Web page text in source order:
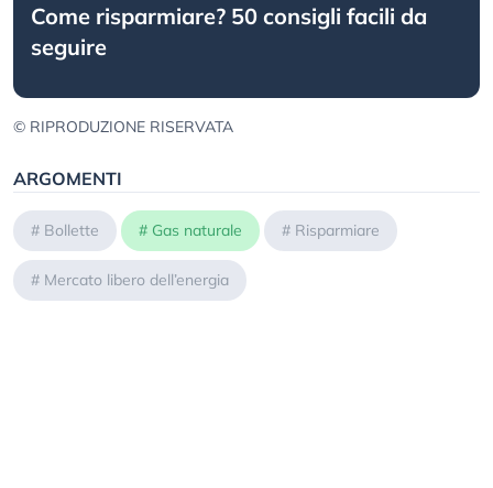
Come risparmiare? 50 consigli facili da
seguire
© RIPRODUZIONE RISERVATA
ARGOMENTI
# Bollette # Gas naturale # Risparmiare
# Mercato libero dell’energia